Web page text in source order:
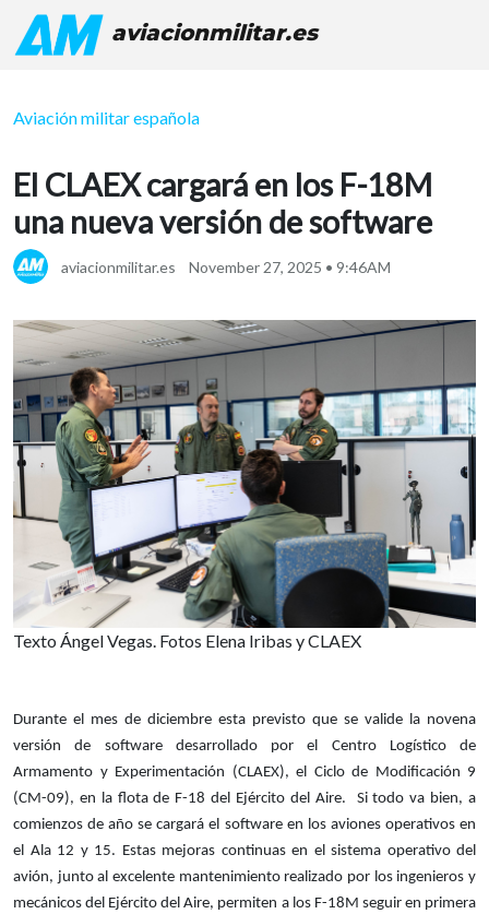
aviacionmilitar.es
Aviación militar española
El CLAEX cargará en los F-18M
una nueva versión de software
aviacionmilitar.es November 27, 2025 • 9:46AM
Texto Ángel Vegas. Fotos Elena Iribas y CLAEX
Durante el mes de diciembre esta previsto que se valide la novena
versión de software desarrollado por el Centro Logístico de
Armamento y Experimentación (CLAEX), el Ciclo de Modificación 9
(CM-09), en la flota de F-18 del Ejército del Aire. Si todo va bien, a
comienzos de año se cargará el software en los aviones operativos en
el Ala 12 y 15. Estas mejoras continuas en el sistema operativo del
avión, junto al excelente mantenimiento realizado por los ingenieros y
mecánicos del Ejército del Aire, permiten a los F-18M seguir en primera